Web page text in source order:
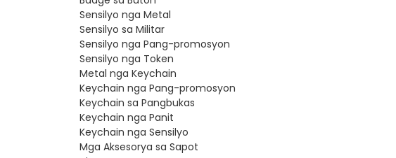
Sensilyo nga Metal
Sensilyo sa Militar
Sensilyo nga Pang-promosyon
Sensilyo nga Token
Metal nga Keychain
Keychain nga Pang-promosyon
Keychain sa Pangbukas
Keychain nga Panit
Keychain nga Sensilyo
Mga Aksesorya sa Sapot